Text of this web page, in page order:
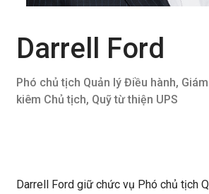
Darrell Ford
Phó chủ tịch Quản lý Điều hành,
kiêm Chủ tịch, Quỹ từ thiện UPS
Darrell Ford giữ chức vụ Phó chủ tịch
mục
hình